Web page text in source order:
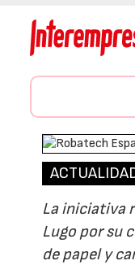
La iniciativa
Lugo por su
de papel y